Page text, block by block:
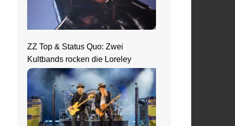
ZZ Top & Status Quo: Zwei
Kultbands rocken die Loreley